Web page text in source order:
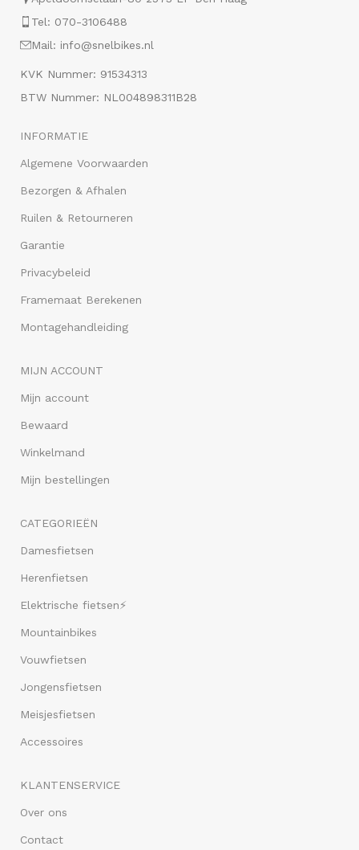
Tel: 070-3106488
Mail: info@snelbikes.nl
KVK Nummer: 91534313
BTW Nummer: NL004898311B28
INFORMATIE
Algemene Voorwaarden
Bezorgen & Afhalen
Ruilen & Retourneren
Garantie
Privacybeleid
Framemaat Berekenen
Montagehandleiding
MIJN ACCOUNT
Mijn account
Bewaard
Winkelmand
Mijn bestellingen
CATEGORIEËN
Damesfietsen
Herenfietsen
Elektrische fietsen⚡
Mountainbikes
Vouwfietsen
Jongensfietsen
Meisjesfietsen
Accessoires
KLANTENSERVICE
Over ons
Contact